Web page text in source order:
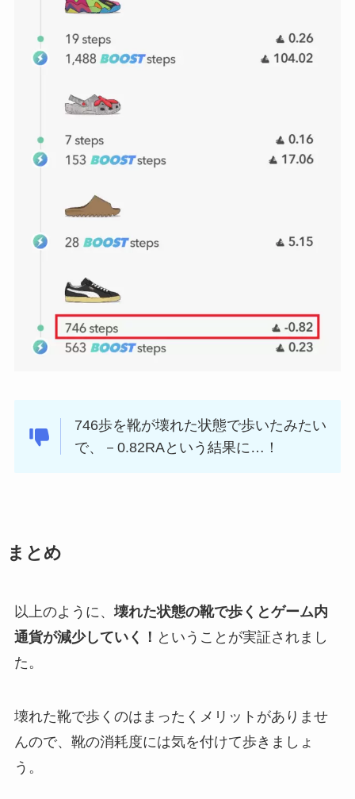
746歩を靴が壊れた状態で歩いたみたい
で、－0.82RAという結果に…！
まとめ
以上のように、 壊れた状態の靴で歩くとゲーム内
通貨が減少していく！ ということが実証されまし
た。
壊れた靴で歩くのはまったくメリットがありませ
んので、靴の消耗度には気を付けて歩きましょ
う。